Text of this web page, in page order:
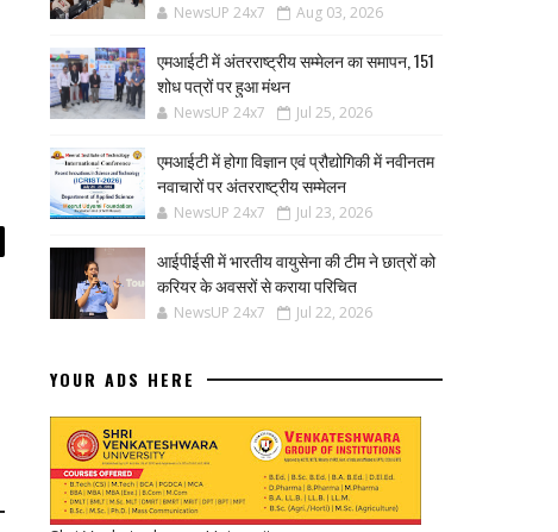
NewsUP 24x7 Aug 03, 2026
एमआईटी में अंतरराष्ट्रीय सम्मेलन का समापन, 151
शोध पत्रों पर हुआ मंथन
NewsUP 24x7 Jul 25, 2026
एमआईटी में होगा विज्ञान एवं प्रौद्योगिकी में नवीनतम
नवाचारों पर अंतरराष्ट्रीय सम्मेलन
NewsUP 24x7 Jul 23, 2026
आईपीईसी में भारतीय वायुसेना की टीम ने छात्रों को
करियर के अवसरों से कराया परिचित
NewsUP 24x7 Jul 22, 2026
YOUR ADS HERE